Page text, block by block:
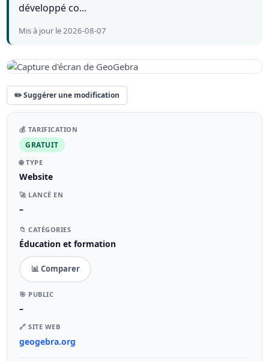
développé co...
Mis à jour le 2026-08-07
✏️ Suggérer une modification
💰 TARIFICATION
GRATUIT
🌐 TYPE
Website
🚀 LANCÉ EN
–
📁 CATÉGORIES
Éducation et formation
📊 Comparer
🎯 PUBLIC
–
🔗 SITE WEB
geogebra.org